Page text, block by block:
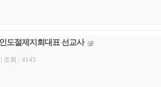
도절제지회대표 선교사
조회 : 4145